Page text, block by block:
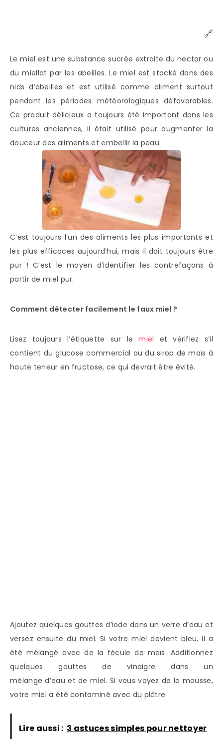
🔗
Le miel est une substance sucrée extraite du nectar ou
du miellat par les abeilles. Le miel est stocké dans des
nids d’abeilles et est utilisé comme aliment surtout
pendant les périodes météorologiques défavorables.
Ce produit délicieux a toujours été important dans les
cultures anciennes, il était utilisé pour augmenter la
douceur des aliments et embellir la peau.
C’est toujours l’un des aliments les plus importants et
les plus efficaces aujourd’hui, mais il doit toujours être
pur ! C’est le moyen d’identifier les contrefaçons à
partir de miel pur.
Comment détecter facilement le faux miel ?
Lisez toujours l’étiquette sur lemiel et vérifiez s’il
contient du glucose commercial ou du sirop de maïs à
haute teneur en fructose, ce qui devrait être évité.
Ajoutez quelques gouttes d’iode dans un verre d’eau et
versez ensuite du miel. Si votre miel devient bleu, il a
été mélangé avec de la fécule de maïs. Additionnez
quelques gouttes de vinaigre dans un
mélange d’eau et de miel. Si vous voyez de la mousse,
votre miel a été contaminé avec du plâtre.
Lire aussi : 3 astuces simples pour nettoyer